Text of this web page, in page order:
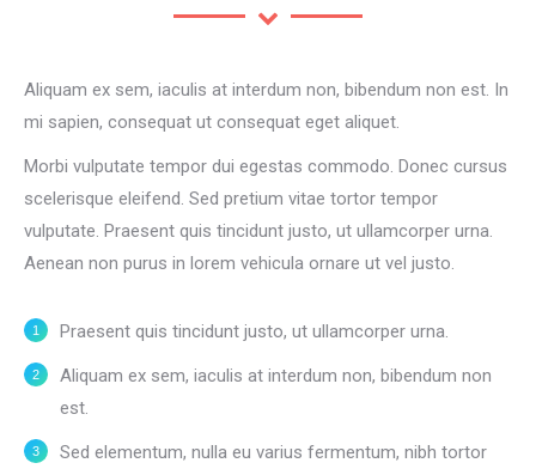
Aliquam ex sem, iaculis at interdum non, bibendum non est. In
mi sapien, consequat ut consequat eget aliquet.
Morbi vulputate tempor dui egestas commodo. Donec cursus
scelerisque eleifend. Sed pretium vitae tortor tempor
vulputate. Praesent quis tincidunt justo, ut ullamcorper urna.
Aenean non purus in lorem vehicula ornare ut vel justo.
Praesent quis tincidunt justo, ut ullamcorper urna.
Aliquam ex sem, iaculis at interdum non, bibendum non
est.
Sed elementum, nulla eu varius fermentum, nibh tortor